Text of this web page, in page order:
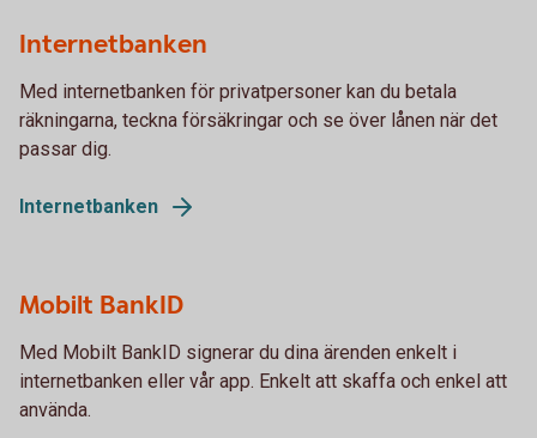
Internetbanken
Med internetbanken för privatpersoner kan du betala
räkningarna, teckna försäkringar och se över lånen när det
passar dig.
Internetbanken
Mobilt BankID
Med Mobilt BankID signerar du dina ärenden enkelt i
internetbanken eller vår app. Enkelt att skaffa och enkel att
använda.